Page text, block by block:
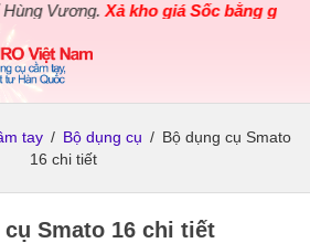
Vương.Xả kho giá Sốc bằng giá Gốc
tay / Bộ dụng cụ / Bộ dụng cụ Smato
16 chi tiết
cụ Smato 16 chi tiết